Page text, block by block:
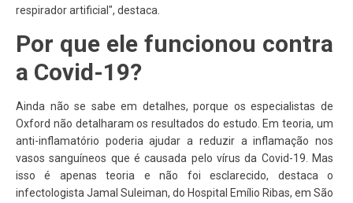
respirador artificial", destaca.
Por que ele funcionou contra
a Covid-19?
Ainda não se sabe em detalhes, porque os especialistas de
Oxford não detalharam os resultados do estudo. Em teoria, um
anti-inflamatório poderia ajudar a reduzir a inflamação nos
vasos sanguíneos que é causada pelo vírus da Covid-19. Mas
isso é apenas teoria e não foi esclarecido, destaca o
infectologista Jamal Suleiman, do Hospital Emílio Ribas, em São